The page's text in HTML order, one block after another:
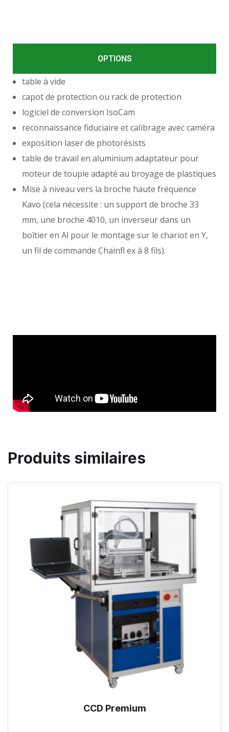
OPTIONS
table à vide
capot de protection ou rack de protection
logiciel de conversion IsoCam
reconnaissance fiduciaire et calibrage avec caméra
exposition laser de photorésists
table de travail en aluminium adaptateur pour
moteur de toupie adapté au broyage de plastiques
Mise à niveau vers la broche haute fréquence
Kavo (cela nécessite : un support de broche 33
mm, une broche 4010, un inverseur dans un
boîtier en Al pour le montage sur le chariot en Y,
un fil de commande Chainfl ex à 8 fils).
Produits similaires
CCD Premium